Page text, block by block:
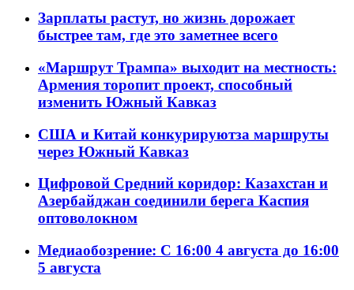
Зарплаты растут, но жизнь дорожает
быстрее там, где это заметнее всего
«Маршрут Трампа» выходит на местность:
Армения торопит проект, способный
изменить Южный Кавказ
США и Китай конкурируютза маршруты
через Южный Кавказ
Цифровой Средний коридор: Казахстан и
Азербайджан соединили берега Каспия
оптоволокном
Медиаобозрение: С 16:00 4 августа до 16:00
5 августа